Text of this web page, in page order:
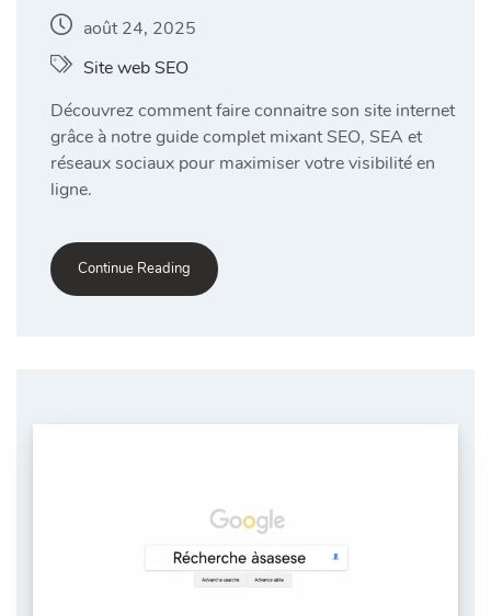
août 24, 2025
Site web SEO
Découvrez comment faire connaitre son site internet
grâce à notre guide complet mixant SEO, SEA et
réseaux sociaux pour maximiser votre visibilité en
ligne.
Continue Reading